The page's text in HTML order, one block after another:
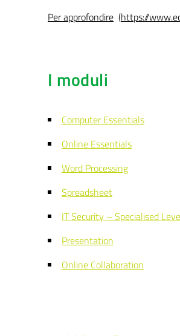
Per approfondire (https://
I moduli
Computer Essentials
Online Essentials
Word Processing
Spreadsheet
IT Security – Specialised
Presentation
Online Collaboration